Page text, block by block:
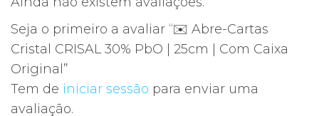
Seja o primeiro a avaliar “✉️ Abre-Cartas
Cristal CRISAL 30% PbO | 25cm | Com Caixa
Original”
Tem de iniciar sessão para enviar uma
avaliação.